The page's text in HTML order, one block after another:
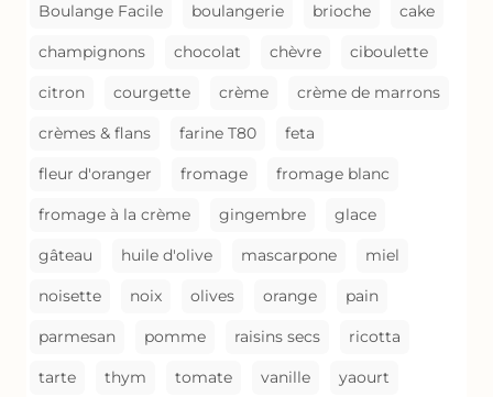
Boulange Facile boulangerie brioche cake
champignons chocolat chèvre ciboulette
citron courgette crème crème de marrons
crèmes & flans farine T80 feta
fleur d'oranger fromage fromage blanc
fromage à la crème gingembre glace
gâteau huile d'olive mascarpone miel
noisette noix olives orange pain
parmesan pomme raisins secs ricotta
tarte thym tomate vanille yaourt